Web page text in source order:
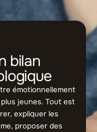
bilan
émotionnellement
jeunes. Tout est
expliquer les
proposer des